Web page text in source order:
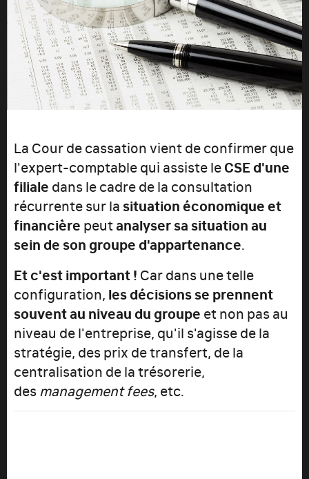
La Cour de cassation vient de confirmer que
l'expert-comptable qui assiste leCSE d'une
filiale dans le cadre de la consultation
récurrente sur lasituation économique et
financière peutanalyser sa situation au
sein de son groupe d'appartenance.
Et c'est important ! Car dans une telle
configuration, les décisions se prennent
souvent au niveau du groupe et non pas au
niveau de l'entreprise, qu'il s'agisse de la
stratégie, des prix de transfert, de la
centralisation de la trésorerie,
desmanagement fees, etc.